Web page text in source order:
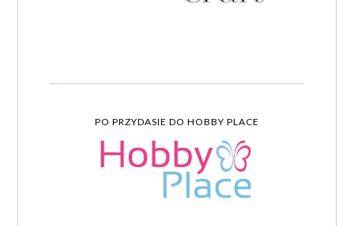
PO PRZYDASIE DO HOBBY PLACE